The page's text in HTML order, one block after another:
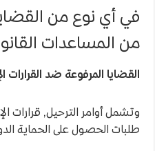
في أي نوع من
من المساعدات
القضايا المرفوعة ضد القرارات
وتشمل أوامر الترحيل, قرارات
طلبات الحصول على الحماية